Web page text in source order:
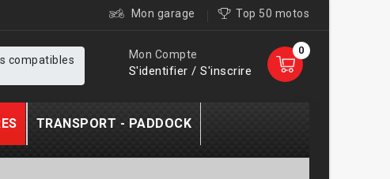
Mon garage Top 50 motos
0
Mon Compte
S'identifier / S'inscrire
compatibles
TRANSPORT - PADDOCK